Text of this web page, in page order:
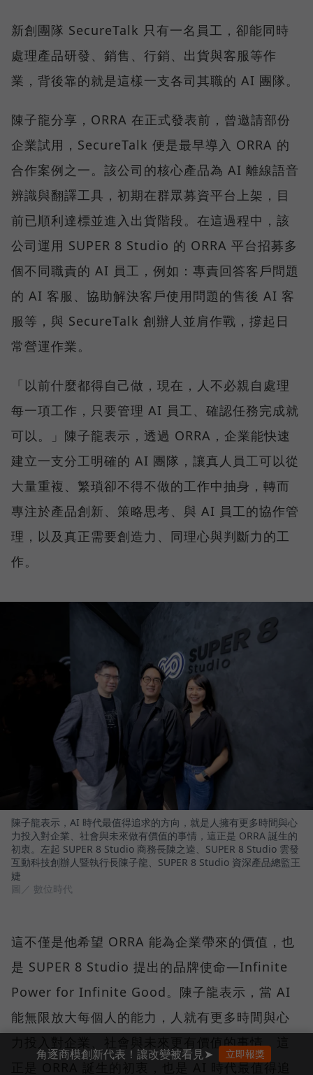
新創團隊 SecureTalk 只有一名員工，卻能同時
處理產品研發、銷售、行銷、出貨與客服等作
業，背後靠的就是這樣一支各司其職的 AI 團隊。
陳子龍分享，ORRA 在正式發表前，曾邀請部份
企業試用，SecureTalk 便是最早導入 ORRA 的
合作案例之一。該公司的核心產品為 AI 離線語音
辨識與翻譯工具，初期在群眾募資平台上架，目
前已順利達標並進入出貨階段。在這過程中，該
公司運用 SUPER 8 Studio 的 ORRA 平台招募多
個不同職責的 AI 員工，例如：專責回答客戶問題
的 AI 客服、協助解決客戶使用問題的售後 AI 客
服等，與 SecureTalk 創辦人並肩作戰，撐起日
常營運作業。
「以前什麼都得自己做，現在，人不必親自處理
每一項工作，只要管理 AI 員工、確認任務完成就
可以。」陳子龍表示，透過 ORRA，企業能快速
建立一支分工明確的 AI 團隊，讓真人員工可以從
大量重複、繁瑣卻不得不做的工作中抽身，轉而
專注於產品創新、策略思考、與 AI 員工的協作管
理，以及真正需要創造力、同理心與判斷力的工
作。
陳子龍表示，AI 時代最值得追求的方向，就是人擁有更多時間與心
力投入對企業、社會與未來做有價值的事情，這正是 ORRA 誕生的
初衷。左起 SUPER 8 Studio 商務長陳之逵、SUPER 8 Studio 雲發
互動科技創辦人暨執行長陳子龍、SUPER 8 Studio 資深產品總監王
婕
圖／ 數位時代
這不僅是他希望 ORRA 能為企業帶來的價值，也
是 SUPER 8 Studio 提出的品牌使命—Infinite
Power for Infinite Good。陳子龍表示，當 AI
能無限放大每個人的能力，人就有更多時間與心
力投入對企業、社會與未來更有價值的事情，這
正是 ORRA 誕生的初衷，也是 AI 時代最值得追
角逐商模創新代表！讓改變被看見➤ 立即報獎